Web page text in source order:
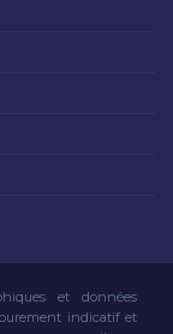
et données
indicatif et